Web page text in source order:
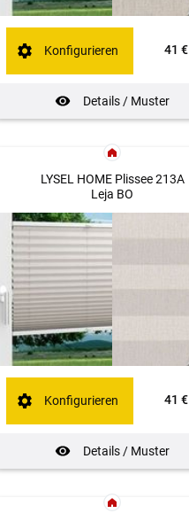
41 €
Details / Muster
Konfigurieren
LYSEL HOME Plissee 213A
Leja BO
41 €
Details / Muster
Konfigurieren